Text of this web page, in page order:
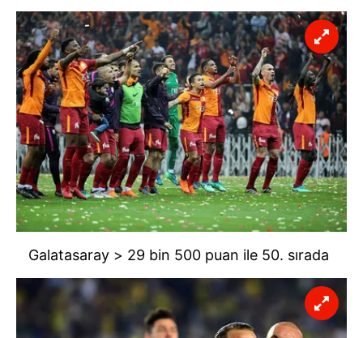
Galatasaray > 29 bin 500 puan ile 50. sırada